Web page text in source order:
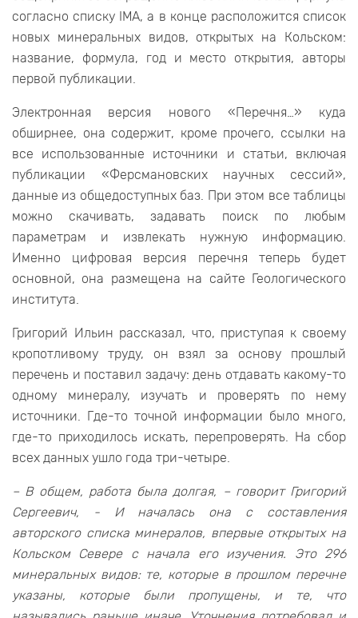
согласно списку IMА, а в конце расположится список
новых минеральных видов, открытых на Кольском:
название, формула, год и место открытия, авторы
первой публикации.
Электронная версия нового «Перечня…» куда
обширнее, она содержит, кроме прочего, ссылки на
все использованные источники и статьи, включая
публикации «Ферсмановских научных сессий»,
данные из общедоступных баз. При этом все таблицы
можно скачивать, задавать поиск по любым
параметрам и извлекать нужную информацию.
Именно цифровая версия перечня теперь будет
основной, она размещена на сайте Геологического
института.
Григорий Ильин рассказал, что, приступая к своему
кропотливому труду, он взял за основу прошлый
перечень и поставил задачу: день отдавать какому-то
одному минералу, изучать и проверять по нему
источники. Где-то точной информации было много,
где-то приходилось искать, перепроверять. На сбор
всех данных ушло года три-четыре.
– В общем, работа была долгая, – говорит Григорий
Сергеевич, - И началась она с составления
авторского списка минералов, впервые открытых на
Кольском Севере с начала его изучения. Это 296
минеральных видов: те, которые в прошлом перечне
указаны, которые были пропущены, и те, что